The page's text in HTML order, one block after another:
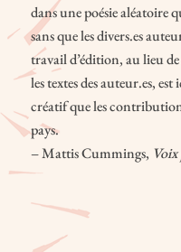
dans une poésie aléatoire
sans que les divers.es
travail d’édition, au lieu
les textes des auteur.es,
créatif que les
pays.
– Mattis Cummings,